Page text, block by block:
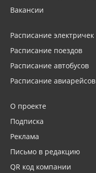
Вакансии
Расписание электричек
Расписание поездов
Расписание автобусов
Расписание авиарейсов
О проекте
Подписка
Реклама
Письмо в редакцию
QR код компании